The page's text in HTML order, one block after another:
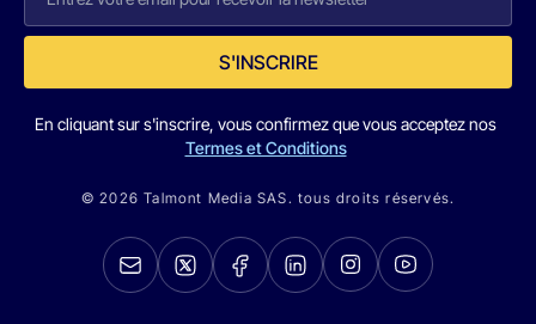
S'INSCRIRE
En cliquant sur s'inscrire, vous confirmez que vous acceptez nos
Termes et Conditions
© 2026 Talmont Media SAS. tous droits réservés.